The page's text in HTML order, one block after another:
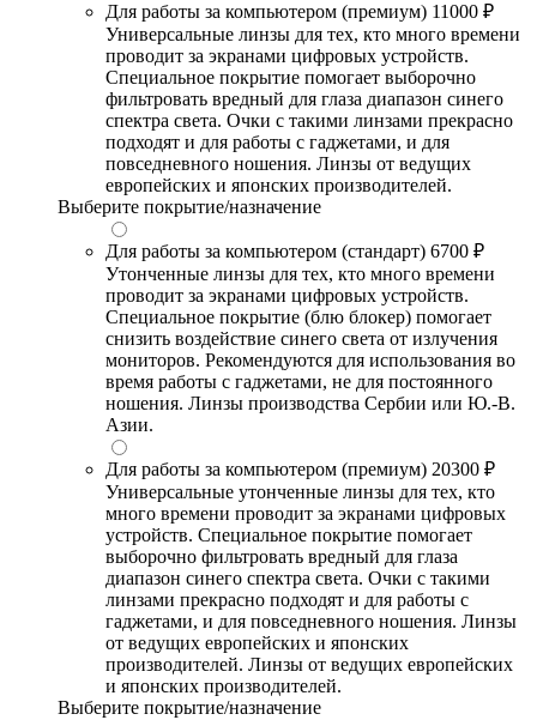
Для работы за компьютером (премиум) 11000 ₽
Универсальные линзы для тех, кто много времени
проводит за экранами цифровых устройств.
Специальное покрытие помогает выборочно
фильтровать вредный для глаза диапазон синего
спектра света. Очки с такими линзами прекрасно
подходят и для работы с гаджетами, и для
повседневного ношения. Линзы от ведущих
европейских и японских производителей.
Выберите покрытие/назначение
Для работы за компьютером (стандарт) 6700 ₽
Утонченные линзы для тех, кто много времени
проводит за экранами цифровых устройств.
Специальное покрытие (блю блокер) помогает
снизить воздействие синего света от излучения
мониторов. Рекомендуются для использования во
время работы с гаджетами, не для постоянного
ношения. Линзы производства Сербии или Ю.-В.
Азии.
Для работы за компьютером (премиум) 20300 ₽
Универсальные утонченные линзы для тех, кто
много времени проводит за экранами цифровых
устройств. Специальное покрытие помогает
выборочно фильтровать вредный для глаза
диапазон синего спектра света. Очки с такими
линзами прекрасно подходят и для работы с
гаджетами, и для повседневного ношения. Линзы
от ведущих европейских и японских
производителей. Линзы от ведущих европейских
и японских производителей.
Выберите покрытие/назначение